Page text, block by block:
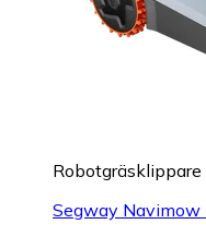
Robotgräsklippare
Segway Navimow